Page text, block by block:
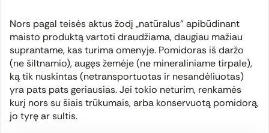
Nors pagal teisės aktus žodį „natūralus“ apibūdinant
maisto produktą vartoti draudžiama, daugiau mažiau
suprantame, kas turima omenyje. Pomidoras iš daržo
(ne šiltnamio), augęs žemėje (ne mineraliniame tirpale),
ką tik nuskintas (netransportuotas ir nesandėliuotas)
yra pats pats geriausias. Jei tokio neturim, renkamės
kurį nors su šiais trūkumais, arba konservuotą pomidorą,
jo tyrę ar sultis.